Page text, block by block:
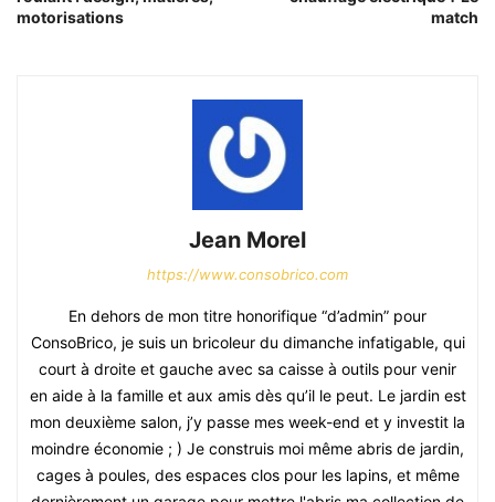
motorisations
match
Jean Morel
https://www.consobrico.com
En dehors de mon titre honorifique “d’admin” pour
ConsoBrico, je suis un bricoleur du dimanche infatigable, qui
court à droite et gauche avec sa caisse à outils pour venir
en aide à la famille et aux amis dès qu’il le peut. Le jardin est
mon deuxième salon, j’y passe mes week-end et y investit la
moindre économie ; ) Je construis moi même abris de jardin,
cages à poules, des espaces clos pour les lapins, et même